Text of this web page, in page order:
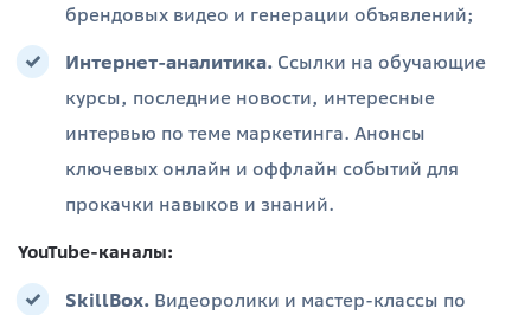
брендовых видео и генерации объявлений;
Интернет-аналитика. Ссылки на обучающие
курсы, последние новости, интересные
интервью по теме маркетинга. Анонсы
ключевых онлайн и оффлайн событий для
прокачки навыков и знаний.
YouTube-каналы:
SkillBox. Видеоролики и мастер-классы по